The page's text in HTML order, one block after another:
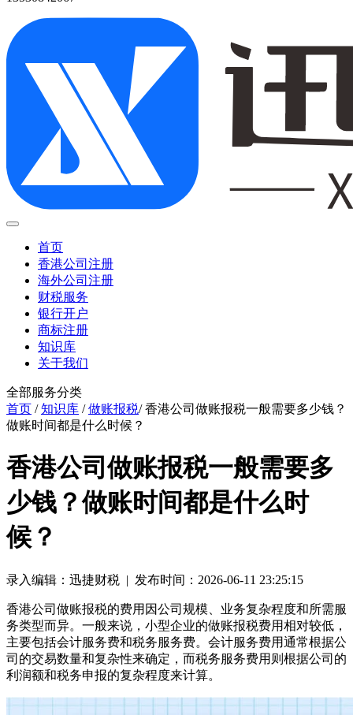
首页
香港公司注册
海外公司注册
财税服务
银行开户
商标注册
知识库
关于我们
全部服务分类
首页 /知识库 /做账报税/ 香港公司做账报税一般需要多少钱？
做账时间都是什么时候？
香港公司做账报税一般需要多
少钱？做账时间都是什么时
候？
录入编辑：迅捷财税 | 发布时间：2026-06-11 23:25:15
香港公司做账报税的费用因公司规模、业务复杂程度和所需服
务类型而异。一般来说，小型企业的做账报税费用相对较低，
主要包括会计服务费和税务服务费。会计服务费用通常根据公
司的交易数量和复杂性来确定，而税务服务费用则根据公司的
利润额和税务申报的复杂程度来计算。